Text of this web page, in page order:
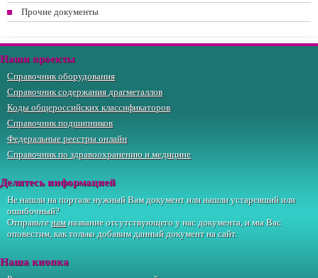
Прочие документы
Наши проекты
Справочник оборудования
Справочник содержания драгметаллов
Коды общероссийских классификаторов
Справочник подшипников
Федеральные реестры онлайн
Справочник по здравоохранению и медицине
Делитесь информацией
Не нашли на портале нужный Вам документ или нашли устаревший или
ошибочный?
Отправьтенамназвание отсутствующего у нас документа, и мы Вас
оповестим, как только добавим данный документ на сайт.
Наша кнопка